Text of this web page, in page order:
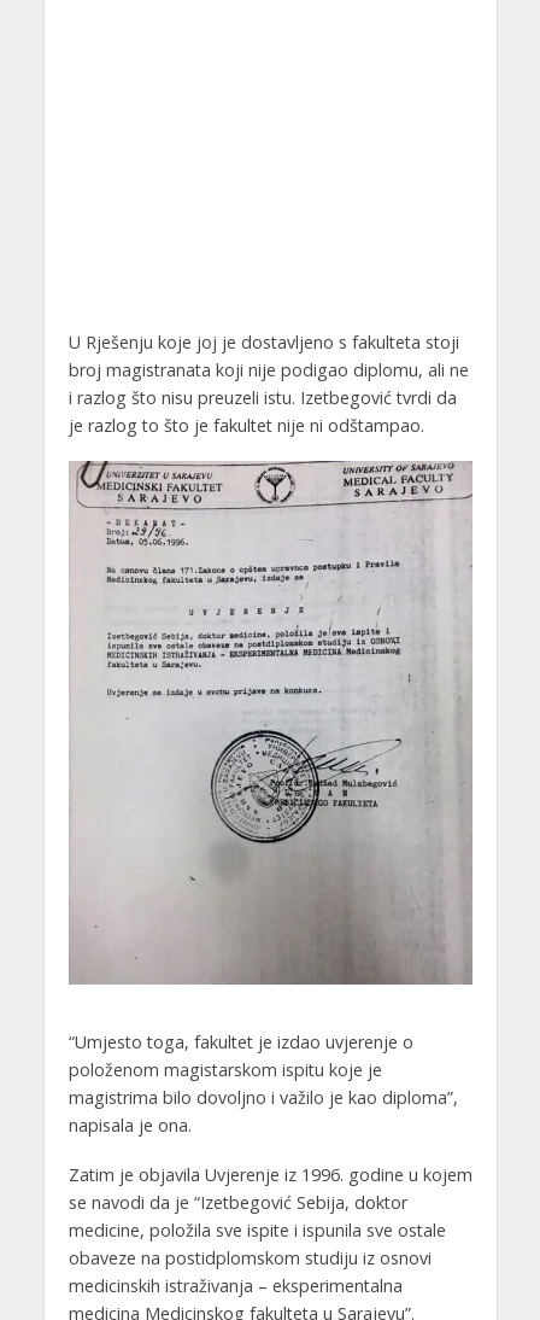
U Rješenju koje joj je dostavljeno s fakulteta stoji
broj magistranata koji nije podigao diplomu, ali ne
i razlog što nisu preuzeli istu. Izetbegović tvrdi da
je razlog to što je fakultet nije ni odštampao.
“Umjesto toga, fakultet je izdao uvjerenje o
položenom magistarskom ispitu koje je
magistrima bilo dovoljno i važilo je kao diploma”,
napisala je ona.
Zatim je objavila Uvjerenje iz 1996. godine u kojem
se navodi da je “Izetbegović Sebija, doktor
medicine, položila sve ispite i ispunila sve ostale
obaveze na postidplomskom studiju iz osnovi
medicinskih istraživanja – eksperimentalna
medicina Medicinskog fakulteta u Sarajevu”.